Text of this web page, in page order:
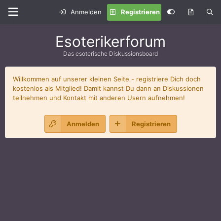
Anmelden Registrieren
Esoterikerforum
Das esoterische Diskussionsboard
Willkommen auf unserer kleinen Seite - registriere Dich doch
kostenlos als Mitglied! Damit kannst Du dann an Diskussionen
teilnehmen und Kontakt mit anderen Usern aufnehmen!
Anmelden Registrieren